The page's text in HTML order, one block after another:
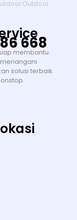
668
membantu
solusi terbaik